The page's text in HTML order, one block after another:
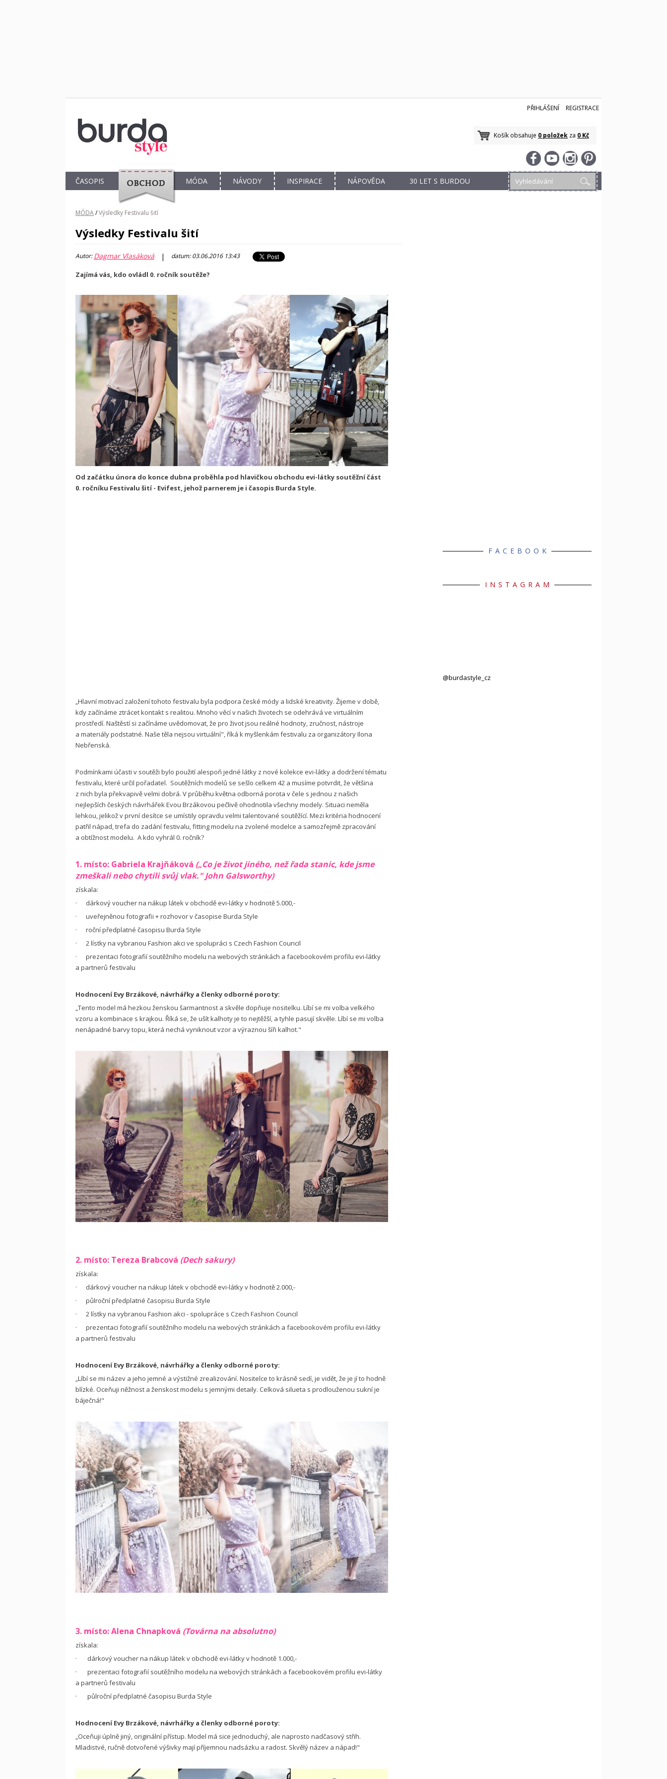
PŘIHLÁŠENÍ REGISTRACE
Košík obsahuje 0 položek za 0 Kč
ČASOPIS
OBCHOD
MÓDA NÁVODY INSPIRACE NÁPOVĚDA 30 LET S BURDOU
MÓDA/Výsledky Festivalu šití
Výsledky Festivalu šití
Autor:Dagmar Vlasáková | datum: 03.06.2016 13:43
Zajímá vás, kdo ovládl 0. ročník soutěže?
Od začátku února do konce dubna proběhla pod hlavičkou obchodu evi-látky soutěžní část
0. ročníku Festivalu šití - Evifest, jehož parnerem je i časopis Burda Style.
„Hlavní motivací založení tohoto festivalu byla podpora české módy a lidské kreativity. Žijeme v době,
kdy začínáme ztrácet kontakt s realitou. Mnoho věcí v našich životech se odehrává ve virtuálním
prostředí. Naštěstí si začínáme uvědomovat, že pro život jsou reálné hodnoty, zručnost, nástroje
a materiály podstatné. Naše těla nejsou virtuální", říká k myšlenkám festivalu za organizátory Ilona
Nebřenská.
Podmínkami účasti v soutěži bylo použití alespoň jedné látky z nové kolekce evi-látky a dodržení tématu
festivalu, které určil pořadatel. Soutěžních modelů se sešlo celkem 42 a musíme potvrdit, že většina
z nich byla překvapivě velmi dobrá. V průběhu května odborná porota v čele s jednou z našich
nejlepších českých návrhářek Evou Brzákovou pečlivě ohodnotila všechny modely. Situaci neměla
lehkou, jelikož v první desítce se umístily opravdu velmi talentované soutěžící. Mezi kritéria hodnocení
patřil nápad, trefa do zadání festivalu, fitting modelu na zvolené modelce a samozřejmě zpracování
a obtížnost modelu. A kdo vyhrál 0. ročník?
1. místo: Gabriela Krajňáková („Co je život jiného, než řada stanic, kde jsme
zmeškali nebo chytili svůj vlak." John Galsworthy)
získala:
· dárkový voucher na nákup látek v obchodě evi-látky v hodnotě 5.000,-
· uveřejněnou fotografii + rozhovor v časopise Burda Style
· roční předplatné časopisu Burda Style
· 2 lístky na vybranou Fashion akci ve spolupráci s Czech Fashion Council
· prezentaci fotografií soutěžního modelu na webových stránkách a facebookovém profilu evi-látky
a partnerů festivalu
Hodnocení Evy Brzákové, návrhářky a členky odborné poroty:
„Tento model má hezkou ženskou šarmantnost a skvěle dopňuje nositelku. Líbí se mi volba velkého
vzoru a kombinace s krajkou. Říká se, že ušít kalhoty je to nejtěžší, a tyhle pasují skvěle. Líbí se mi volba
nenápadné barvy topu, která nechá vyniknout vzor a výraznou šíři kalhot."
2. místo: Tereza Brabcová (Dech sakury)
získala:
· dárkový voucher na nákup látek v obchodě evi-látky v hodnotě 2.000,-
· půlroční předplatné časopisu Burda Style
· 2 lístky na vybranou Fashion akci - spolupráce s Czech Fashion Council
· prezentaci fotografií soutěžního modelu na webových stránkách a facebookovém profilu evi-látky
a partnerů festivalu
Hodnocení Evy Brzákové, návrhářky a členky odborné poroty:
„Líbí se mi název a jeho jemné a výstižné zrealizování. Nositelce to krásně sedí, je vidět, že je jí to hodně
blízké. Oceňuji něžnost a ženskost modelu s jemnými detaily. Celková silueta s prodlouženou sukní je
báječná!"
3. místo: Alena Chnapková (Továrna na absolutno)
získala:
· dárkový voucher na nákup látek v obchodě evi-látky v hodnotě 1.000,-
· prezentaci fotografií soutěžního modelu na webových stránkách a facebookovém profilu evi-látky
a partnerů festivalu
· půlroční předplatné časopisu Burda Style
Hodnocení Evy Brzákové, návrhářky a členky odborné poroty:
„Oceňuji úplně jiný, originální přístup. Model má sice jednoduchý, ale naprosto nadčasový střih.
Mladistvé, ručně dotvořené výšivky mají příjemnou nadsázku a radost. Skvělý název a nápad!"
FACEBOOK
INSTAGRAM
@burdastyle_cz